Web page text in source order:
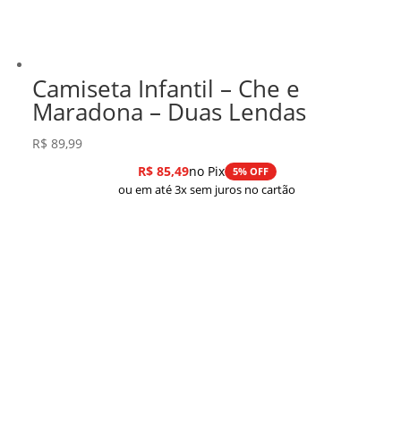
Camiseta Infantil – Che e
Maradona – Duas Lendas
R$ 89,99
R$85,49no Pix 5% OFF
ou em até 3x sem juros no cartão